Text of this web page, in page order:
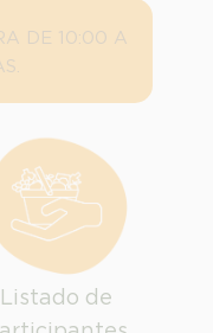
DE 10:00 A
Listado de